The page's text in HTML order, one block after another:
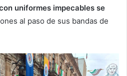
uniformes impecables se
al paso de sus bandas de